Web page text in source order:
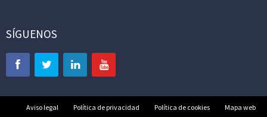
SÍGUENOS
Aviso legal Política de privacidad Política de cookies Mapa web